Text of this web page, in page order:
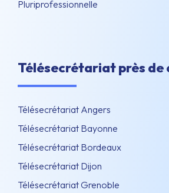
Pluriprofessionnelle
Télésecrétariat près de
Télésecrétariat Angers
Télésecrétariat Bayonne
Télésecrétariat Bordeaux
Télésecrétariat Dijon
Télésecrétariat Grenoble